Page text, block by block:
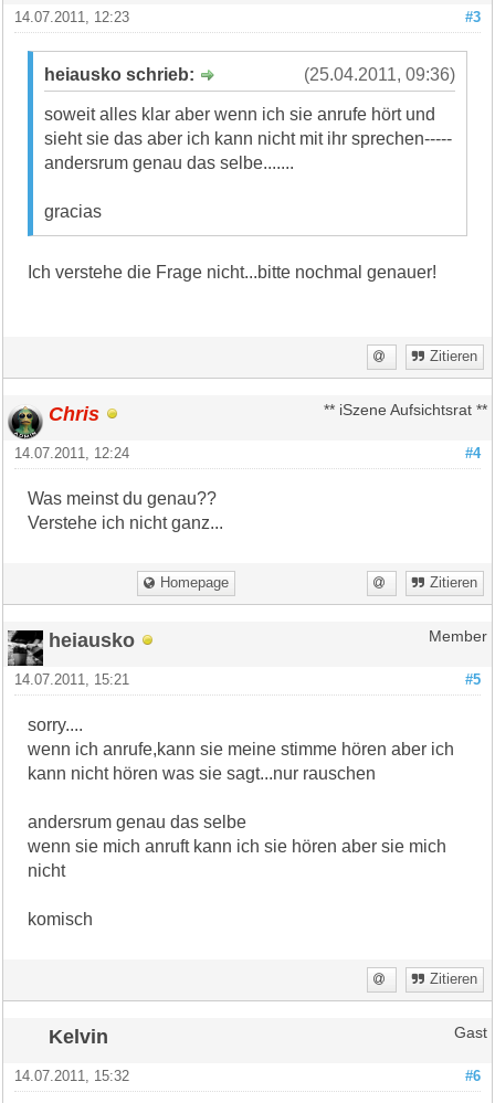
#3
14.07.2011, 12:23
(25.04.2011, 09:36)
heiausko schrieb:
soweit alles klar aber wenn ich sie anrufe hört und
sieht sie das aber ich kann nicht mit ihr sprechen-----
andersrum genau das selbe.......
gracias
Ich verstehe die Frage nicht...bitte nochmal genauer!
Zitieren
Chris ** iSzene Aufsichtsrat **
#4
14.07.2011, 12:24
Was meinst du genau??
Verstehe ich nicht ganz...
Homepage Zitieren
heiausko Member
#5
14.07.2011, 15:21
sorry....
wenn ich anrufe,kann sie meine stimme hören aber ich
kann nicht hören was sie sagt...nur rauschen
andersrum genau das selbe
wenn sie mich anruft kann ich sie hören aber sie mich
nicht
komisch
Zitieren
Kelvin Gast
#6
14.07.2011, 15:32